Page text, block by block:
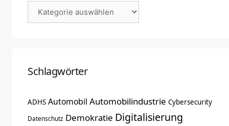
Schlagwörter
ADHS Automobil Automobilindustrie Cybersecurity
Datenschutz Demokratie Digitalisierung